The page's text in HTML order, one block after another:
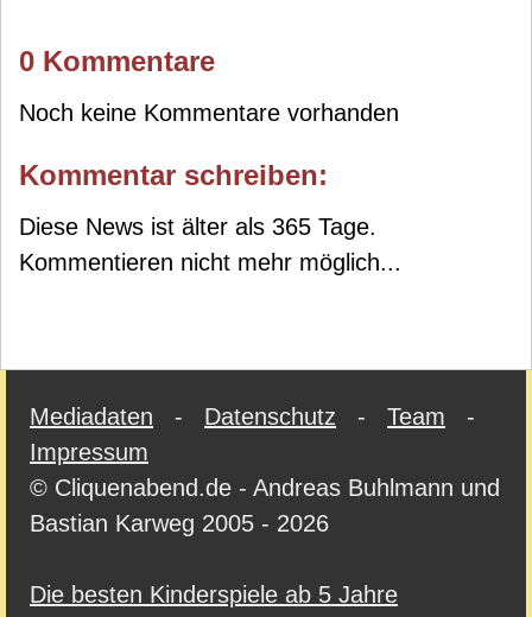
0 Kommentare
Noch keine Kommentare vorhanden
Kommentar schreiben:
Diese News ist älter als 365 Tage.
Kommentieren nicht mehr möglich...
Mediadaten - Datenschutz - Team -
Impressum
© Cliquenabend.de - Andreas Buhlmann und
Bastian Karweg 2005 - 2026
Die besten Kinderspiele ab 5 Jahre